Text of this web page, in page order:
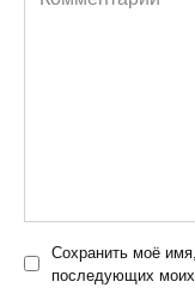
Сохранить моё
последующих моих